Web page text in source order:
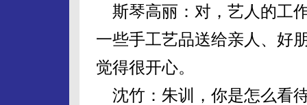
斯琴高丽：对，艺人的工
一些手工艺品送给亲人、好
觉得很开心。
沈竹：朱训，你是怎么看